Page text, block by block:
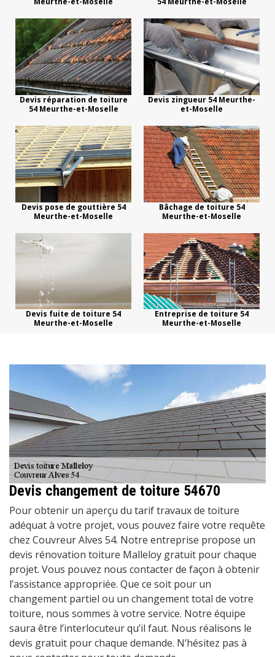
Devis réparation de toiture
54 Meurthe-et-Moselle
Devis zingueur 54 Meurthe-
et-Moselle
Devis pose de gouttière 54
Meurthe-et-Moselle
Bâchage de toiture 54
Meurthe-et-Moselle
Devis fuite de toiture 54
Meurthe-et-Moselle
Entreprise de toiture 54
Meurthe-et-Moselle
Devis changement de toiture 54670
Pour obtenir un aperçu du tarif travaux de toiture
adéquat à votre projet, vous pouvez faire votre requête
chez Couvreur Alves 54. Notre entreprise propose un
devis rénovation toiture Malleloy gratuit pour chaque
projet. Vous pouvez nous contacter de façon à obtenir
l’assistance appropriée. Que ce soit pour un
changement partiel ou un changement total de votre
toiture, nous sommes à votre service. Notre équipe
saura être l’interlocuteur qu’il faut. Nous réalisons le
devis gratuit pour chaque demande. N’hésitez pas à